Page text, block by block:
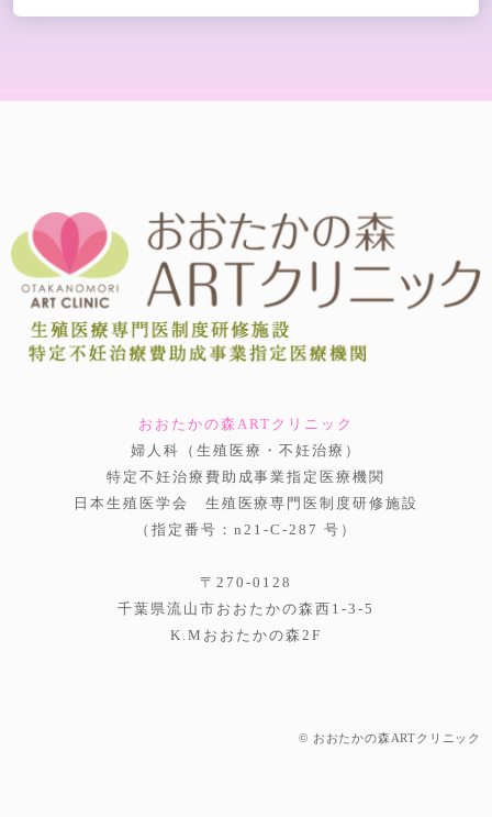
おおたかの森ARTクリニック
婦人科（生殖医療・不妊治療）
特定不妊治療費助成事業指定医療機関
日本生殖医学会 生殖医療専門医制度研修施設
（指定番号：n21-C-287 号）
〒270-0128
千葉県流山市おおたかの森西1-3-5
K.Mおおたかの森2F
© おおたかの森ARTクリニック